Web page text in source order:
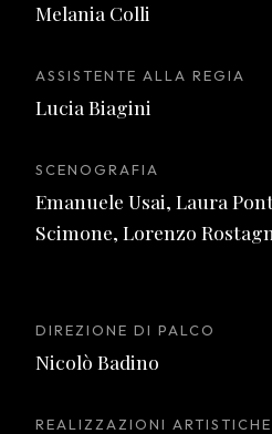
Melania Colli
ASSISTENTE ALLA REGIA
Lucia Biagini
SCENOGRAFIA
Emanuele Usai, Laura
Scimone, Lorenzo
DIREZIONE DI PALCO
Nicolò Badino
REALIZZAZIONI ARTISTICHE